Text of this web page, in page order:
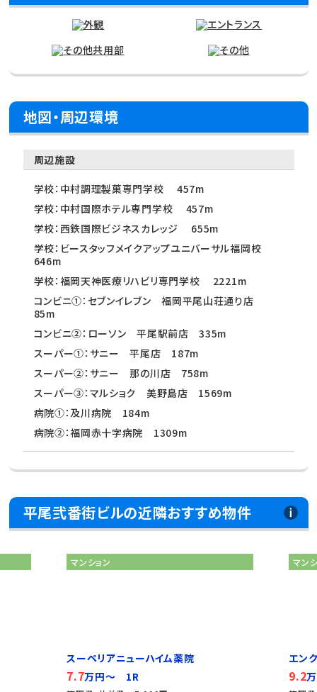
地図・周辺環境
周辺施設
学校：中村調理製菓専門学校 457m
学校：中村国際ホテル専門学校 457m
学校：西鉄国際ビジネスカレッジ 655m
学校：ビースタッフメイクアップユニバーサル福岡校
646m
学校：福岡天神医療リハビリ専門学校 2221m
コンビニ①：セブンイレブン 福岡平尾山荘通り店
85m
コンビニ②：ローソン 平尾駅前店 335m
スーパー①：サニー 平尾店 187m
スーパー②：サニー 那の川店 758m
スーパー③：マルショク 美野島店 1569m
病院①：及川病院 184m
病院②：福岡赤十字病院 1309m
平尾弐番街ビルの近隣おすすめ物件
マンション
スーペリアニューハイム薬院
7.7万円～ 1R
マン
エン
9.2